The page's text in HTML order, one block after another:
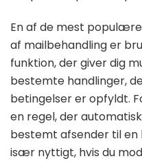
En af de mest
af mailbehandling er
funktion, der giver dig
bestemte handlinger,
betingelser er opfyldt.
en regel, der
bestemt afsender til
især nyttigt, hvis du